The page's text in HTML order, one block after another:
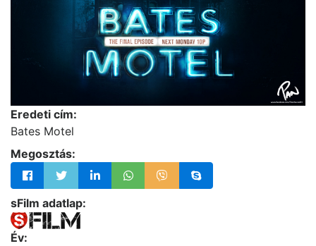
Eredeti cím:
Bates Motel
Megosztás:
sFilm adatlap:
Év: